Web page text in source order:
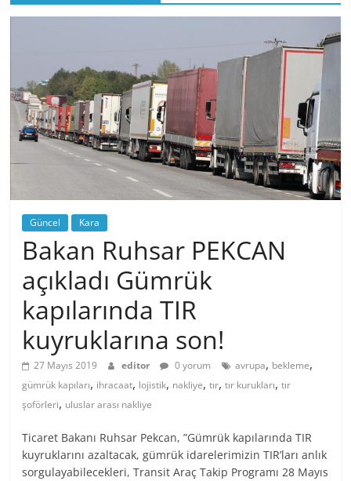
Güncel Kara
Bakan Ruhsar PEKCAN
açıkladı Gümrük
kapılarında TIR
kuyruklarına son!
27 Mayıs 2019 editor 0 yorum avrupa, bekleme,
gümrük kapıları, ihracaat, lojistik, nakliye,tır,tır kurukları,tır
şoförleri, uluslar arası nakliye
Ticaret Bakanı Ruhsar Pekcan, ”Gümrük kapılarında TIR
kuyruklarını azaltacak, gümrük idarelerimizin TIR’ları anlık
sorgulayabilecekleri, Transit Araç Takip Programı 28 Mayıs